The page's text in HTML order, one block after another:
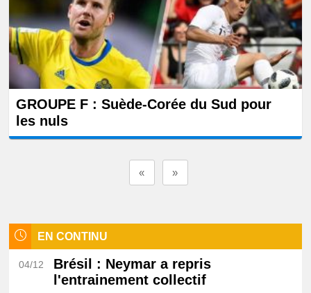
GROUPE F : Suède-Corée du Sud pour
les nuls
« »
EN CONTINU
04/12 Brésil
: Neymar a repris
l'entrainement collectif